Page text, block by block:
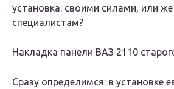
установка: своими силами, или
специалистам?
Накладка панели ВАЗ 2110
Сразу определимся: в установке